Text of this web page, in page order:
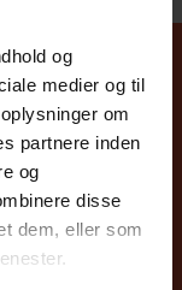
og
medier og til
om
partnere inden
og
disse
dem, eller som